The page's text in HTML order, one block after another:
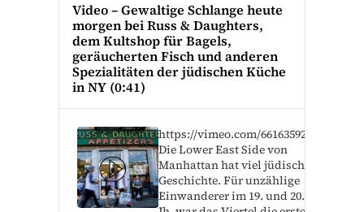
Video – Gewaltige Schlange heute
morgen bei Russ & Daughters,
dem Kultshop für Bagels,
geräucherten Fisch und anderen
Spezialitäten der jüdischen Küche
in NY (0:41)
https://vimeo.com/661635924
Die Lower East Side von
Manhattan hat viel jüdische
Geschichte. Für unzählige
Einwanderer im 19. und 20.